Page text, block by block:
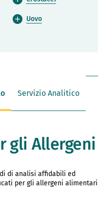
Uovo
Servizio Analitico
gli Allergeni
di analisi affidabili ed
per gli allergeni alimentari